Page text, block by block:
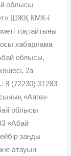
облысы
ШЖҚ КМК-і
тоқтайтыны
хабарлама
облысы,
2а
(72230) 31283
«Аягөз-
облысы
«Абай
заңды
атауын